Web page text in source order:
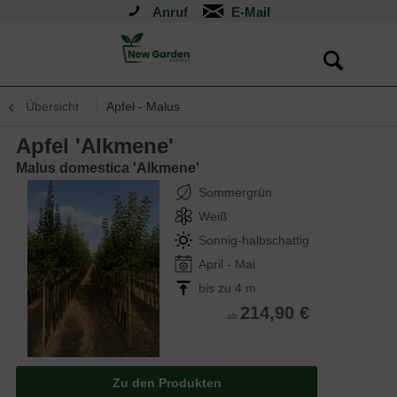
Anruf
Übersicht Apfel - Malus
Apfel 'Alkmene'
Malus domestica 'Alkmene'
Sommergrün
Weiß
Sonnig-halbschattig
April - Mai
bis zu 4 m
ab 214,90 €
Zu den Produkten